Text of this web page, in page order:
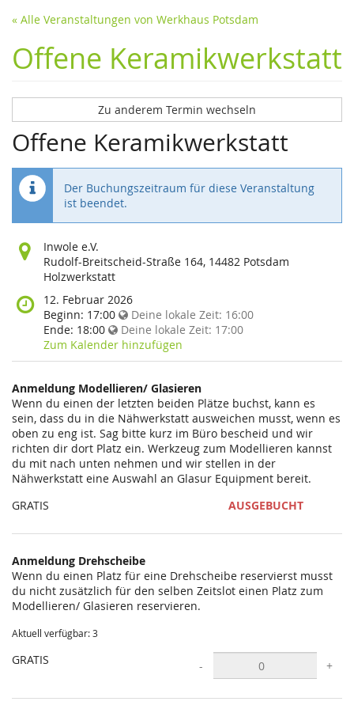
« Alle Veranstaltungen von Werkhaus Potsdam
Offene Keramikwerkstatt
Zu anderem Termin wechseln
Offene Keramikwerkstatt
Der Buchungszeitraum für diese Veranstaltung
ist beendet.
Wo
findet
diese
statt?
Inwole e.V.
Rudolf-Breitscheid-Straße 164, 14482 Potsdam
Holzwerkstatt
Wann
findet
diese
Veranstaltung
statt?
12. Februar 2026
Beginn: 17:00 Deine lokale Zeit: 16:00
Ende: 18:00 Deine lokale Zeit: 17:00
Zum Kalender hinzufügen
Anmeldung Modellieren/ Glasieren
Wenn du einen der letzten beiden Plätze buchst, kann es
sein, dass du in die Nähwerkstatt ausweichen musst, wenn es
oben zu eng ist. Sag bitte kurz im Büro bescheid und wir
richten dir dort Platz ein. Werkzeug zum Modellieren kannst
du mit nach unten nehmen und wir stellen in der
Nähwerkstatt eine Auswahl an Glasur Equipment bereit.
GRATIS
AUSGEBUCHT
Anmeldung Drehscheibe
Wenn du einen Platz für eine Drehscheibe reservierst musst
du nicht zusätzlich für den selben Zeitslot einen Platz zum
Modellieren/ Glasieren reservieren.
Aktuell verfügbar: 3
GRATIS - +